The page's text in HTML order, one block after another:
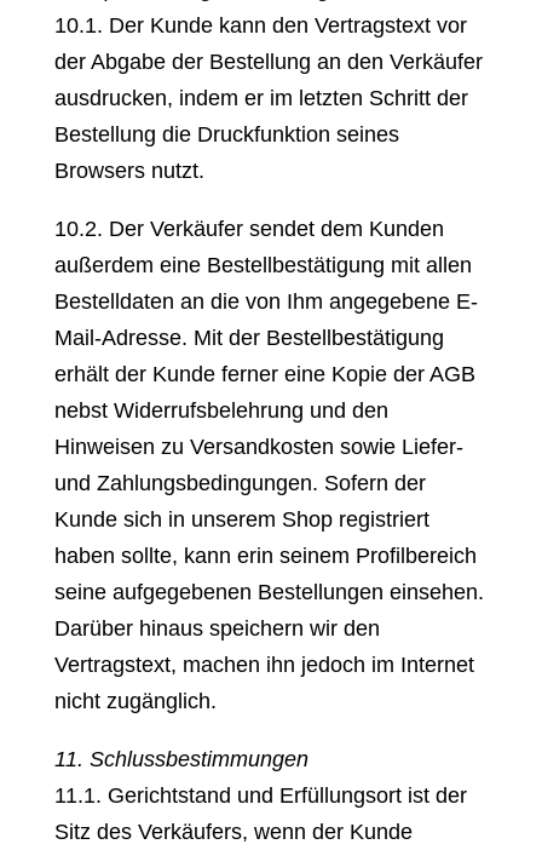
10.1. Der Kunde kann den Vertragstext vor
der Abgabe der Bestellung an den Verkäufer
ausdrucken, indem er im letzten Schritt der
Bestellung die Druckfunktion seines
Browsers nutzt.
10.2. Der Verkäufer sendet dem Kunden
außerdem eine Bestellbestätigung mit allen
Bestelldaten an die von Ihm angegebene E-
Mail-Adresse. Mit der Bestellbestätigung
erhält der Kunde ferner eine Kopie der AGB
nebst Widerrufsbelehrung und den
Hinweisen zu Versandkosten sowie Liefer-
und Zahlungsbedingungen. Sofern der
Kunde sich in unserem Shop registriert
haben sollte, kann erin seinem Profilbereich
seine aufgegebenen Bestellungen einsehen.
Darüber hinaus speichern wir den
Vertragstext, machen ihn jedoch im Internet
nicht zugänglich.
11. Schlussbestimmungen
11.1. Gerichtstand und Erfüllungsort ist der
Sitz des Verkäufers, wenn der Kunde